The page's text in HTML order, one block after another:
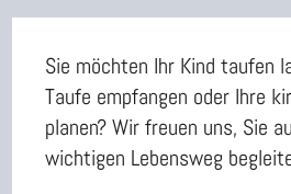
Sie möchten Ihr Kind taufen
Taufe empfangen oder Ihre
planen? Wir freuen uns, Sie
wichtigen Lebensweg